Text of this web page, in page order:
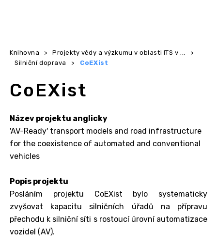
Knihovna > Projekty vědy a výzkumu v oblasti ITS v ...
>
Silniční doprava
> CoEXist
CoEXist
Název projektu anglicky
'AV-Ready' transport models and road infrastructure
for the coexistence of automated and conventional
vehicles
Popis projektu
Posláním projektu CoEXist bylo systematicky
zvyšovat kapacitu silničních úřadů na přípravu
přechodu k silniční síti s rostoucí úrovní automatizace
vozidel (AV).